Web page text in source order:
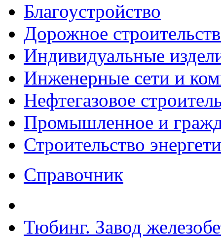
Благоустройство
Дорожное
Индивидуальные
Инженерные сети и
Нефтегазовое
Промышленное и
Строительство
Справочник
Тюбинг. Завод